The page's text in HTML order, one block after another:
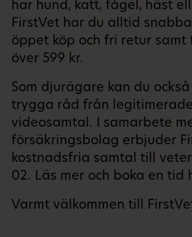
har hund, katt, fågel, häst
FirstVet har du alltid
öppet köp och fri retur
över 599 kr.
Som djurägare kan du
trygga råd från
videosamtal. I samarbete
försäkringsbolag erbjuder
kostnadsfria samtal till
02. Läs mer och boka en tid
Varmt välkommen till